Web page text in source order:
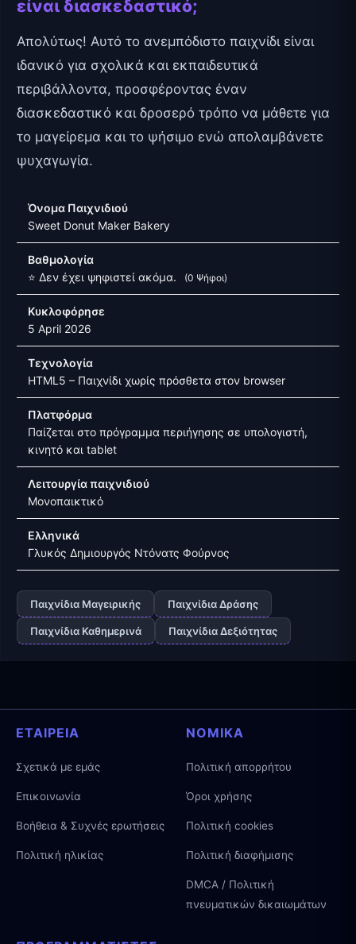
είναι διασκεδαστικό;
Απολύτως! Αυτό το ανεμπόδιστο παιχνίδι είναι
ιδανικό για σχολικά και εκπαιδευτικά
περιβάλλοντα, προσφέροντας έναν
διασκεδαστικό και δροσερό τρόπο να μάθετε για
το μαγείρεμα και το ψήσιμο ενώ απολαμβάνετε
ψυχαγωγία.
Όνομα Παιχνιδιού
Sweet Donut Maker Bakery
Βαθμολογία
⭐ Δεν έχει ψηφιστεί ακόμα.
(0 Ψήφοι)
Κυκλοφόρησε
5 April 2026
Τεχνολογία
HTML5 – Παιχνίδι χωρίς πρόσθετα στον browser
Πλατφόρμα
Παίζεται στο πρόγραμμα περιήγησης σε υπολογιστή,
κινητό και tablet
Λειτουργία παιχνιδιού
Μονοπαικτικό
Ελληνικά
Γλυκός Δημιουργός Ντόνατς Φούρνος
Παιχνίδια Μαγειρικής Παιχνίδια Δράσης
Παιχνίδια Καθημερινά Παιχνίδια Δεξιότητας
ΕΤΑΙΡΕΊΑ
Σχετικά με εμάς
Επικοινωνία
Βοήθεια & Συχνές ερωτήσεις
Πολιτική ηλικίας
ΝΟΜΙΚΆ
Πολιτική απορρήτου
Όροι χρήσης
Πολιτική cookies
Πολιτική διαφήμισης
DMCA / Πολιτική
πνευματικών δικαιωμάτων